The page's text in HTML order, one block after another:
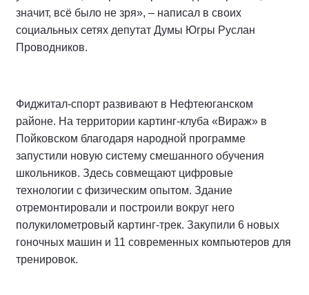
«Я очень признателен всем, кто был причастен к
этому делу. И если где-то в Арктике загораются глаза
у мальчишки, который впервые надел перчатки, –
значит, всё было не зря», – написал в своих
социальных сетях депутат Думы Югры Руслан
Проводников.